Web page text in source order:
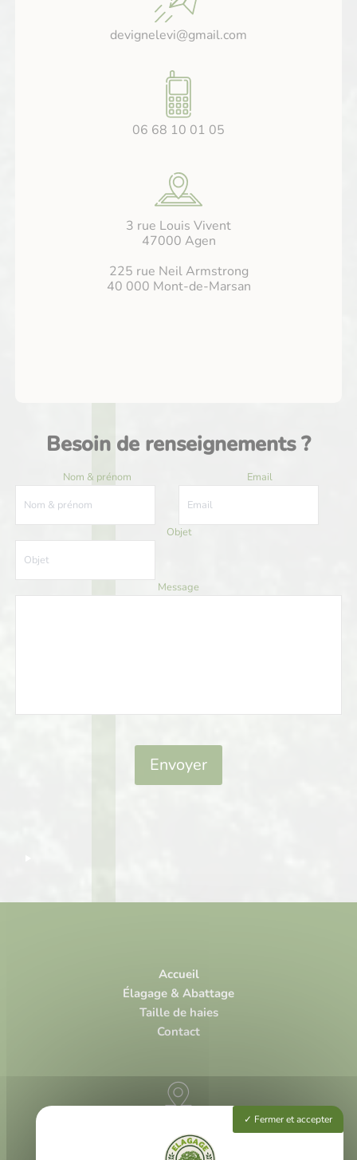
devignelevi@gmail.com
06 68 10 01 05
3 rue Louis Vivent
47000 Agen
225 rue Neil Armstrong
40 000 Mont-de-Marsan
Besoin de renseignements ?
Nom & prénom Email
Objet
Message
Accueil
Élagage & Abattage
Taille de haies
Contact
47000 Agen
Fermer et accepter